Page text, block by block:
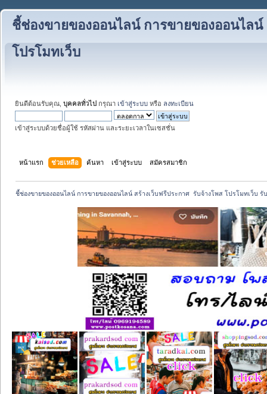
ชี้ช่องขายของออนไลน์ การขายของออนไลน์
โปรโมทเว็บ
ยินดีต้อนรับคุณ, บุคคลทั่วไป กรุณา เข้าสู่ระบบ หรือ ลงทะเบียน
เข้าสู่ระบบด้วยชื่อผู้ใช้ รหัสผ่าน และระยะเวลาในเซสชั่น
หน้าแรก ช่วยเหลือ ค้นหา เข้าสู่ระบบ สมัครสมาชิก
ชี้ช่องขายของออนไลน์ การขายของออนไลน์ สร้างเว็บฟรีประกาศ  รับจ้างโพส โปรโมทเว็บ รั